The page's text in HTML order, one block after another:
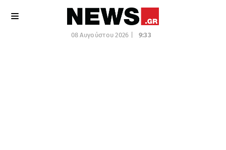
08 Αυγούστου 2026 | 9:33